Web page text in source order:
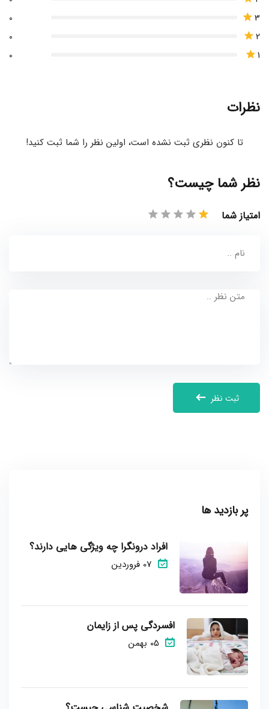
3
0
2
0
1
0
نظرات
تا کنون نظری ثبت نشده است، اولین نظر را شما ثبت کنید!
نظر شما چیست؟
امتیاز شما
ثبت نظر
پر بازدید ها
افراد درونگرا چه ویژگی هایی دارند؟
07 فروردین
افسردگی پس از زایمان
05 بهمن